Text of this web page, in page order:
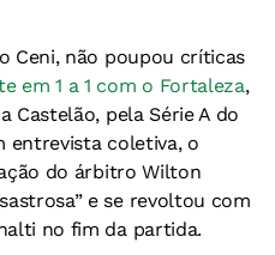
Ceni, não poupou críticas
em 1 a 1 com o Fortaleza,
Castelão, pela Série A do
entrevista coletiva, o
do árbitro Wilton
e se revoltou com
no fim da partida.